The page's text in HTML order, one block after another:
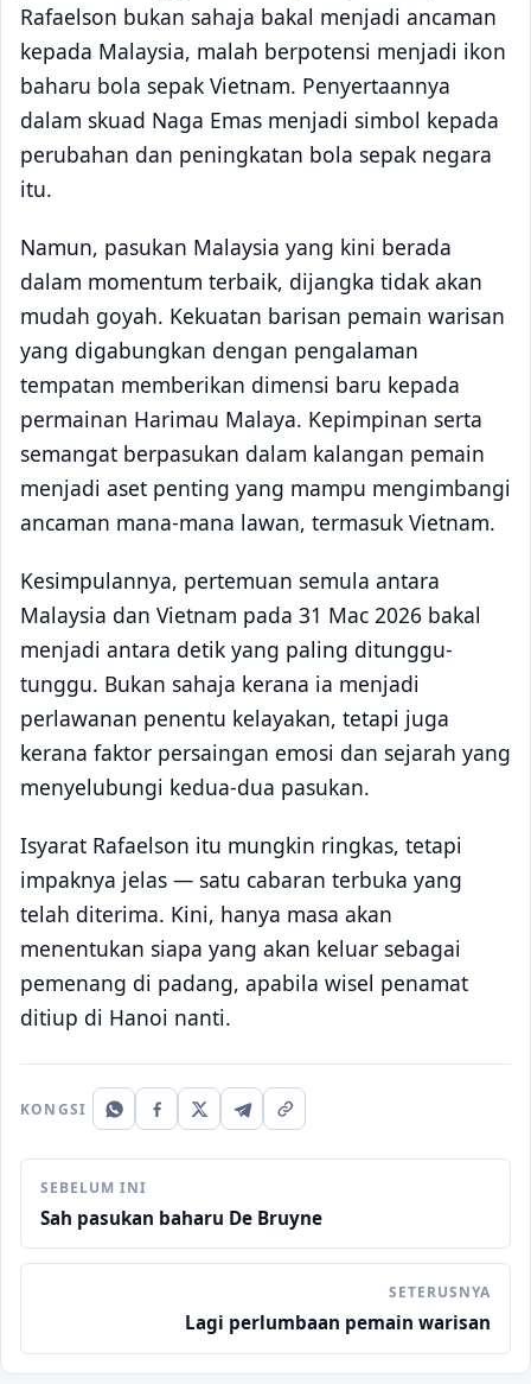
Rafaelson bukan sahaja bakal menjadi ancaman
kepada Malaysia, malah berpotensi menjadi ikon
baharu bola sepak Vietnam. Penyertaannya
dalam skuad Naga Emas menjadi simbol kepada
perubahan dan peningkatan bola sepak negara
itu.
Namun, pasukan Malaysia yang kini berada
dalam momentum terbaik, dijangka tidak akan
mudah goyah. Kekuatan barisan pemain warisan
yang digabungkan dengan pengalaman
tempatan memberikan dimensi baru kepada
permainan Harimau Malaya. Kepimpinan serta
semangat berpasukan dalam kalangan pemain
menjadi aset penting yang mampu mengimbangi
ancaman mana-mana lawan, termasuk Vietnam.
Kesimpulannya, pertemuan semula antara
Malaysia dan Vietnam pada 31 Mac 2026 bakal
menjadi antara detik yang paling ditunggu-
tunggu. Bukan sahaja kerana ia menjadi
perlawanan penentu kelayakan, tetapi juga
kerana faktor persaingan emosi dan sejarah yang
menyelubungi kedua-dua pasukan.
Isyarat Rafaelson itu mungkin ringkas, tetapi
impaknya jelas — satu cabaran terbuka yang
telah diterima. Kini, hanya masa akan
menentukan siapa yang akan keluar sebagai
pemenang di padang, apabila wisel penamat
ditiup di Hanoi nanti.
KONGSI
SEBELUM INI
Sah pasukan baharu De Bruyne
SETERUSNYA
Lagi perlumbaan pemain warisan